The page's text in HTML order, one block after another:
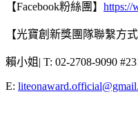
【Facebook粉絲團】 https://
【光寶創新獎團隊聯繫方式
賴小姐| T: 02-2708-9090
E: